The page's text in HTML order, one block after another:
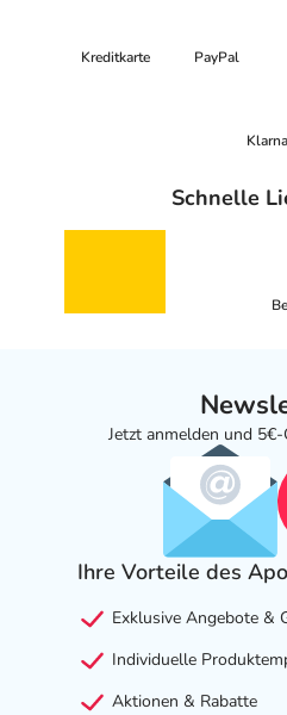
Kreditkarte PayPal
Klarna
Schnelle
Jetzt anmelden und 5€-
Ihre Vorteile des
Exklusive Angebote &
Individuelle
Aktionen & Rabatte